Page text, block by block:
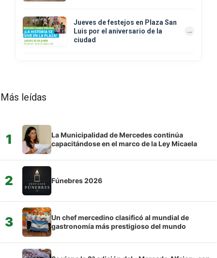
Jueves de festejos en Plaza San
Luis por el aniversario de la
ciudad
Más leídas
1
La Municipalidad de Mercedes continúa
capacitándose en el marco de la Ley Micaela
2 Fúnebres 2026
3
Un chef mercedino clasificó al mundial de
gastronomía más prestigioso del mundo